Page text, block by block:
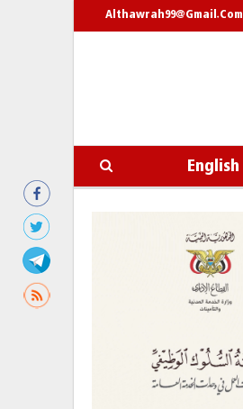
Althawrah99@gmail.com
English